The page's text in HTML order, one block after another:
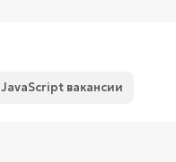
JavaScript вакансии